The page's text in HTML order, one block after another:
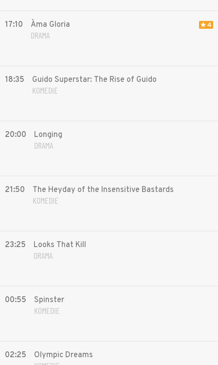
17:10 Àma Gloria
DRAMA
4
18:35 Guido Superstar: The Rise of Guido
KOMEDIE
20:00 Longing
DRAMA
21:50 The Heyday of the Insensitive Bastards
KOMEDIE
23:25 Looks That Kill
DRAMA
00:55 Spinster
KOMEDIE
02:25 Olympic Dreams